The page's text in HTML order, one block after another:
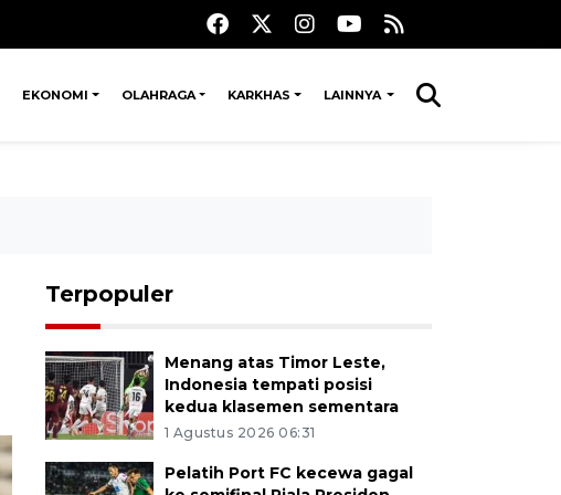
EKONOMI OLAHRAGA KARKHAS LAINNYA
Terpopuler
Menang atas Timor Leste,
Indonesia tempati posisi
kedua klasemen sementara
1 Agustus 2026 06:31
Pelatih Port FC kecewa gagal